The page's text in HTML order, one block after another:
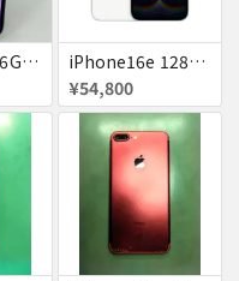
iPhoneXS 256GB 赤ロム 超美品 SoftBank ジャンク スペースグレイ MTE02J/A 送料無料
iPhone16e 128GB ホワイト 送料無料
¥54,800